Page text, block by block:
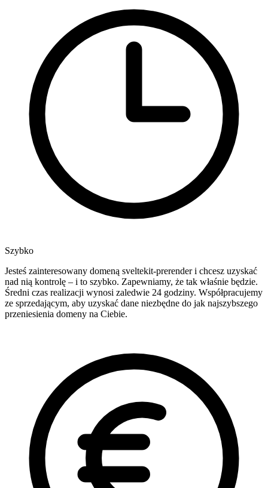
Szybko
Jesteś zainteresowany domeną sveltekit-prerender i chcesz uzyskać
nad nią kontrolę – i to szybko. Zapewniamy, że tak właśnie będzie.
Średni czas realizacji wynosi zaledwie 24 godziny. Współpracujemy
ze sprzedającym, aby uzyskać dane niezbędne do jak najszybszego
przeniesienia domeny na Ciebie.